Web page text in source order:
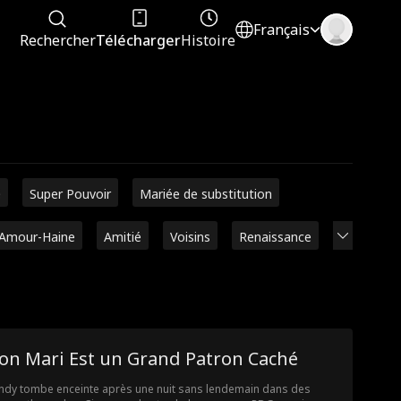
RechercherTéléchargerHistoire
Français
Super Pouvoir Mariée de substitution
Haine Amitié Voisins Renaissance
Mari Est un Grand Patron Caché
tombe enceinte après une nuit sans lendemain dans des